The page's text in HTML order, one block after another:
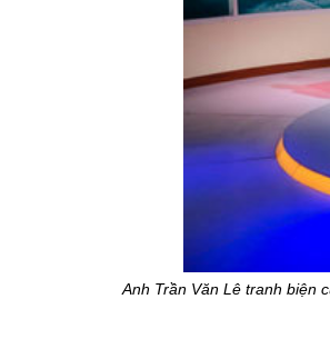
Anh Trần Văn Lê tranh biện